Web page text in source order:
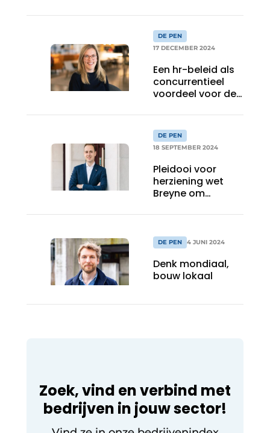
DE PEN
17 DECEMBER 2024
Een hr-beleid als
concurrentieel
voordeel voor de
DE PEN
18 SEPTEMBER 2024
Pleidooi voor
herziening wet
Breyne om
woonnood tegen
DE PEN 4 JUNI 2024
Denk mondiaal,
bouw lokaal
Zoek, vind en verbind met
bedrijven in jouw sector!